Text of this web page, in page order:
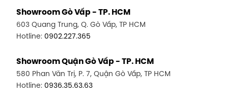
Showroom Gò Vấp - TP. HCM
603 Quang Trung, Q. Gò Vấp, TP HCM
Hotline: 0902.227.365
Showroom Quận Gò Vấp - TP. HCM
580 Phan Văn Trị, P. 7, Quận Gò Vấp, TP HCM
Hotline: 0936.35.63.63